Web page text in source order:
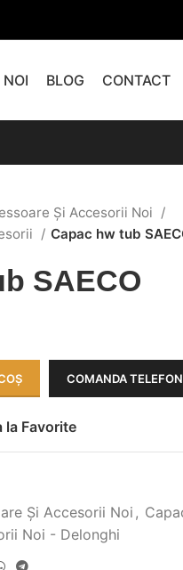
NOI BLOG CONTACT
Și Accesorii Noi
Capac hw tub
SAECO
COMANDA
la Favorite
Și Accesorii Noi,
Noi - Delonghi